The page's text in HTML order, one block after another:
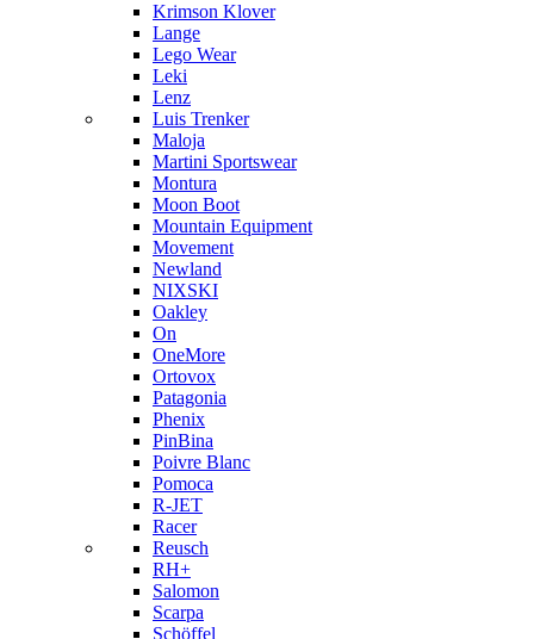
Krimson Klover
Lange
Lego Wear
Leki
Lenz
Luis Trenker
Maloja
Martini Sportswear
Montura
Moon Boot
Mountain Equipment
Movement
Newland
NIXSKI
Oakley
On
OneMore
Ortovox
Patagonia
Phenix
PinBina
Poivre Blanc
Pomoca
R-JET
Racer
Reusch
RH+
Salomon
Scarpa
Schöffel